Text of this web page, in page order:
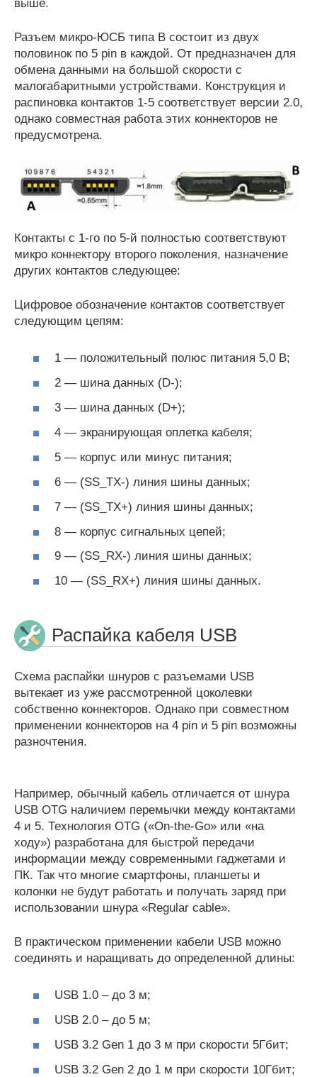
выше.
Разъем микро-ЮСБ типа В состоит из двух
половинок по 5 pin в каждой. От предназначен для
обмена данными на большой скорости с
малогабаритными устройствами. Конструкция и
распиновка контактов 1-5 соответствует версии 2.0,
однако совместная работа этих коннекторов не
предусмотрена.
Контакты с 1-го по 5-й полностью соответствуют
микро коннектору второго поколения, назначение
других контактов следующее:
Цифровое обозначение контактов соответствует
следующим цепям:
1 — положительный полюс питания 5,0 В;
2 — шина данных (D-);
3 — шина данных (D+);
4 — экранирующая оплетка кабеля;
5 — корпус или минус питания;
6 — (SS_TХ-) линия шины данных;
7 — (SS_ТХ+) линия шины данных;
8 — корпус сигнальных цепей;
9 — (SS_RX-) линия шины данных;
10 — (SS_RX+) линия шины данных.
Распайка кабеля USB
Схема распайки шнуров с разъемами USB
вытекает из уже рассмотренной цоколевки
собственно коннекторов. Однако при совместном
применении коннекторов на 4 pin и 5 pin возможны
разночтения.
Например, обычный кабель отличается от шнура
USB OTG наличием перемычки между контактами
4 и 5. Технология OTG («On-the-Go» или «на
ходу») разработана для быстрой передачи
информации между современными гаджетами и
ПК. Так что многие смартфоны, планшеты и
колонки не будут работать и получать заряд при
использовании шнура «Regular cable».
В практическом применении кабели USB можно
соединять и наращивать до определенной длины:
USB 1.0 – до 3 м;
USB 2.0 – до 5 м;
USB 3.2 Gen 1 до 3 м при скорости 5Гбит;
USB 3.2 Gen 2 до 1 м при скорости 10Гбит;